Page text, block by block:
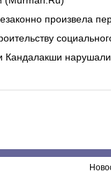
произвела
нарушали